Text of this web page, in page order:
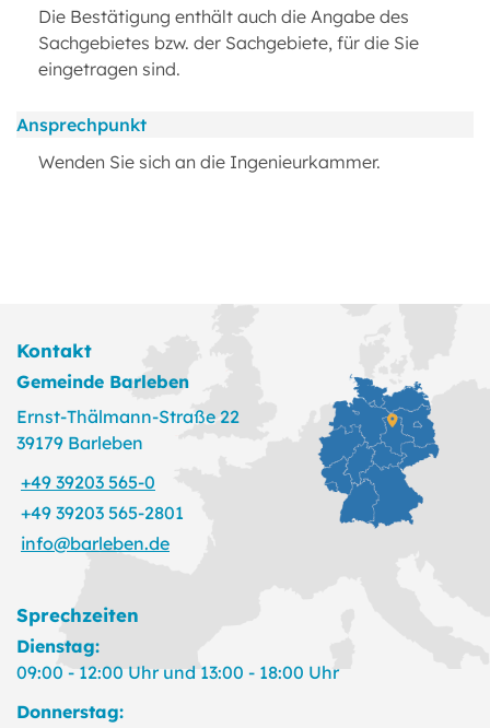
Die Bestätigung enthält auch die Angabe des
Sachgebietes bzw. der Sachgebiete, für die Sie
eingetragen sind.
Ansprechpunkt
Wenden Sie sich an die Ingenieurkammer.
Kontakt
Gemeinde Barleben
Ernst-Thälmann-Straße 22
39179 Barleben
+49 39203 565-0
+49 39203 565-2801
info@barleben.de
Sprechzeiten
Dienstag:
09:00 - 12:00 Uhr und 13:00 - 18:00 Uhr
Donnerstag: